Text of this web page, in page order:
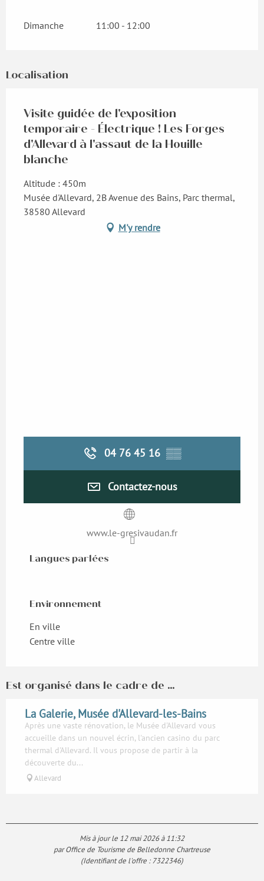
Dimanche 11:00 - 12:00
Localisation
Visite guidée de l'exposition
temporaire - Électrique ! Les Forges
d'Allevard à l'assaut de la Houille
blanche
Altitude : 450m
Musée d'Allevard, 2B Avenue des Bains, Parc thermal,
38580 Allevard
M'y rendre
04 76 45 16 ▒▒
Contactez-nous
www.le-gresivaudan.fr
Langues parlées
Langues parlées
Environnement
Environnement
En ville
Centre ville
Est organisé dans le cadre de ...
La Galerie, Musée d'Allevard-les-Bains
Après une vaste rénovation, le Musée d'Allevard vous
accueille dans un nouvel écrin, l'ancien casino du parc
thermal d'Allevard. Il vous propose de partir à la
découverte du...
Allevard
Mis à jour le 12 mai 2026 à 11:32
par Office de Tourisme de Belledonne Chartreuse
(Identifiant de l'offre :7322346)